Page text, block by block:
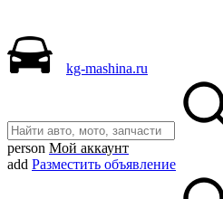
kg-mashina.ru
person Мой аккаунт
add Разместить объявление